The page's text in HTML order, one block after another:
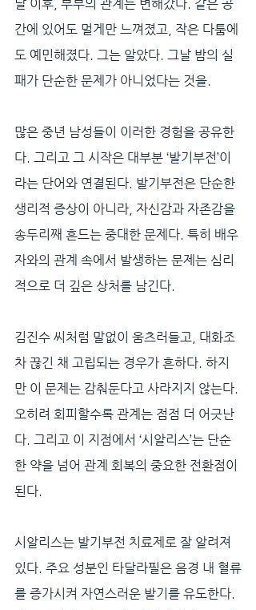
날 이후, 부부의 관계는 변해갔다. 같은 공
간에 있어도 멀게만 느껴졌고, 작은 다툼에
도 예민해졌다. 그는 알았다. 그날 밤의 실
패가 단순한 문제가 아니었다는 것을.
많은 중년 남성들이 이러한 경험을 공유한
다. 그리고 그 시작은 대부분 ‘발기부전’이
라는 단어와 연결된다. 발기부전은 단순한
생리적 증상이 아니라, 자신감과 자존감을
송두리째 흔드는 중대한 문제다. 특히 배우
자와의 관계 속에서 발생하는 문제는 심리
적으로 더 깊은 상처를 남긴다.
김진수 씨처럼 말없이 움츠러들고, 대화조
차 끊긴 채 고립되는 경우가 흔하다. 하지
만 이 문제는 감춰둔다고 사라지지 않는다.
오히려 회피할수록 관계는 점점 더 어긋난
다. 그리고 이 지점에서 ‘시알리스’는 단순
한 약을 넘어 관계 회복의 중요한 전환점이
된다.
시알리스는 발기부전 치료제로 잘 알려져
있다. 주요 성분인 타달라필은 음경 내 혈류
를 증가시켜 자연스러운 발기를 유도한다.